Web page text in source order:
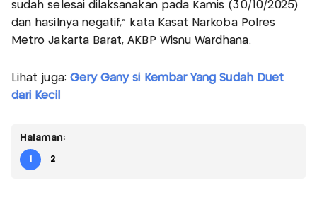
sudah selesai dilaksanakan pada Kamis (30/10/2025)
dan hasilnya negatif,” kata Kasat Narkoba Polres
Metro Jakarta Barat, AKBP Wisnu Wardhana.
Lihat juga: Gery Gany si Kembar Yang Sudah Duet
dari Kecil
Halaman:
1 2